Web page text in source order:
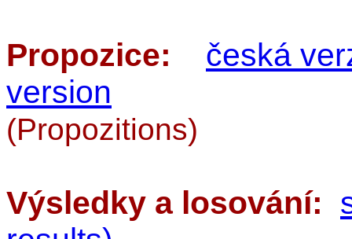
Propozice:
česká
version
(Propozitions)
Výsledky a losování: